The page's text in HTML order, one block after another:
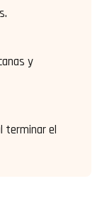
y
terminar el